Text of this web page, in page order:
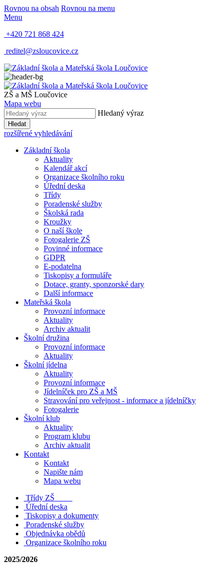
Rovnou na obsah Rovnou na menu
Menu
+420 721 868 424
reditel@zsloucovice.cz
ZŠ a MŠ Loučovice
Mapa webu
Hledaný výraz
Hledat
rozšířené vyhledávání
Základní škola
Aktuality
Kalendář akcí
Organizace školního roku
Úřední deska
Třídy
Poradenské služby
Školská rada
Kroužky
O naší škole
Fotogalerie ZŠ
Povinné informace
GDPR
E-podatelna
Tiskopisy a formuláře
Dotace, granty, sponzorské dary
Další informace
Mateřská škola
Provozní informace
Aktuality
Archiv aktualit
Školní družina
Provozní informace
Aktuality
Školní jídelna
Aktuality
Provozní informace
Jídelníček pro ZŠ a MŠ
Stravování pro veřejnost - informace a jídelníčky
Fotogalerie
Školní klub
Aktuality
Program klubu
Archiv aktualit
Kontakt
Kontakt
Napište nám
Mapa webu
Třídy ZŠ
Úřední deska
Tiskopisy a dokumenty
Poradenské služby
Objednávka obědů
Organizace školního roku
2025/2026